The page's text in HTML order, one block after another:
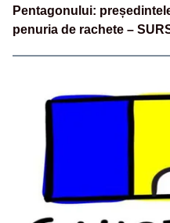
Pentagonului:
penuria de rachete –